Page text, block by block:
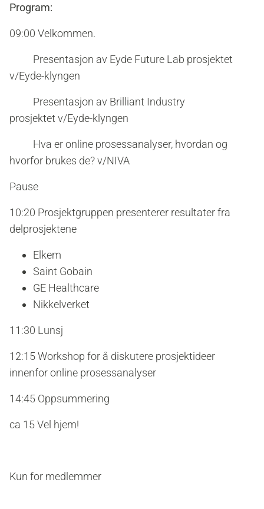
Program:
09:00 Velkommen.
Presentasjon av Eyde Future Lab prosjektet
v/Eyde-klyngen
Presentasjon av Brilliant Industry
prosjektet v/Eyde-klyngen
Hva er online prosessanalyser, hvordan og
hvorfor brukes de? v/NIVA
Pause
10:20 Prosjektgruppen presenterer resultater fra
delprosjektene
Elkem
Saint Gobain
GE Healthcare
Nikkelverket
11:30 Lunsj
12:15 Workshop for å diskutere prosjektideer
innenfor online prosessanalyser
14:45 Oppsummering
ca 15 Vel hjem!
Kun for medlemmer